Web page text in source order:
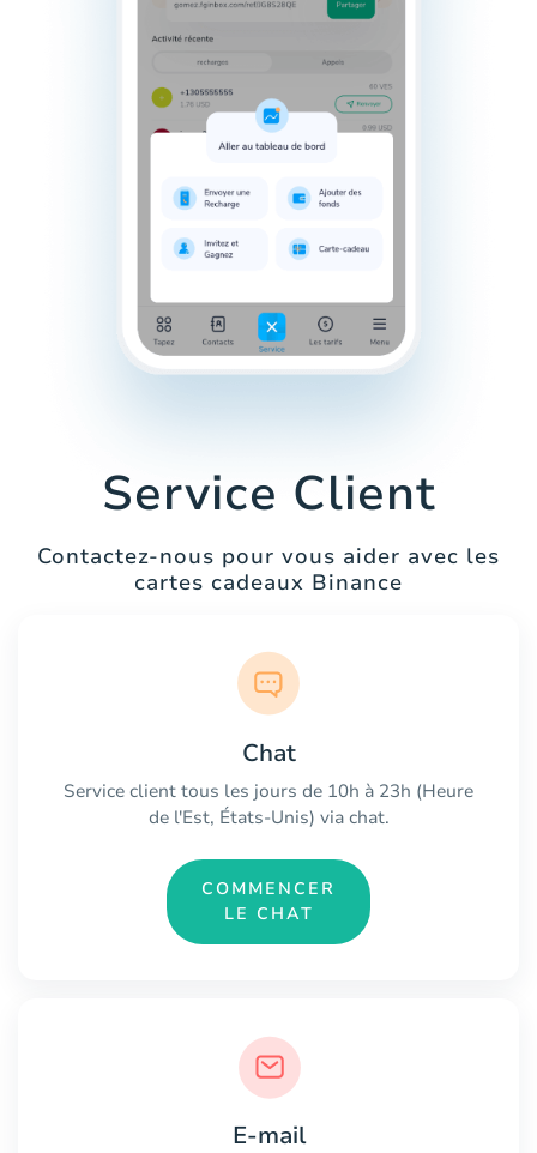
Service Client
Contactez-nous pour vous aider avec les
cartes cadeaux Binance
Chat
Service client tous les jours de 10h à 23h (Heure
de l'Est, États-Unis) via chat.
COMMENCER
LE CHAT
E-mail